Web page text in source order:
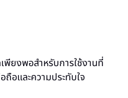
พียงพอสำหรับการใช้งานที่
อและความประทับใจ